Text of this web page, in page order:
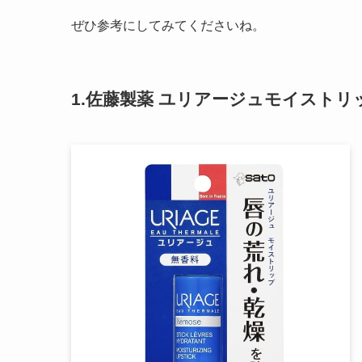
ぜひ参考にしてみてくださいね。
1.佐藤製薬 ユリアージュモイストリ